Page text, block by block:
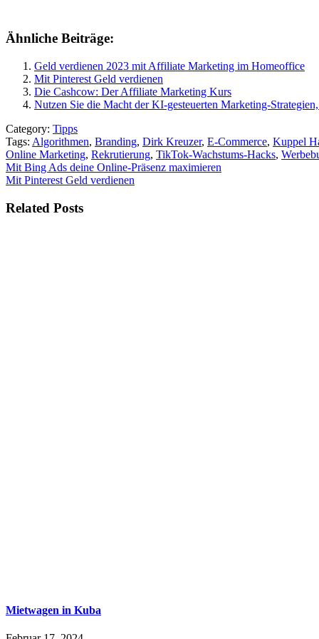
Ähnliche Beiträge:
Geld verdienen 2023 mit Affiliate Marketing im Homeoffice
Mit Pinterest Geld verdienen
Die Cashcow: Der Affiliate Marketing Kurs
Nutzen Sie die Macht der KI-gesteuerten Marketing-
Category: Tipps
Tags: Algorithmen, Branding, Dirk Kreuzer, E-Commerce, Kuppel
Online Marketing, Rekrutierung, TikTok-Wachstums-Hacks,
Beitragsnavigation
Mit Bing Ads deine Online-Präsenz maximieren
Mit Pinterest Geld verdienen
Related Posts
Mietwagen in Kuba